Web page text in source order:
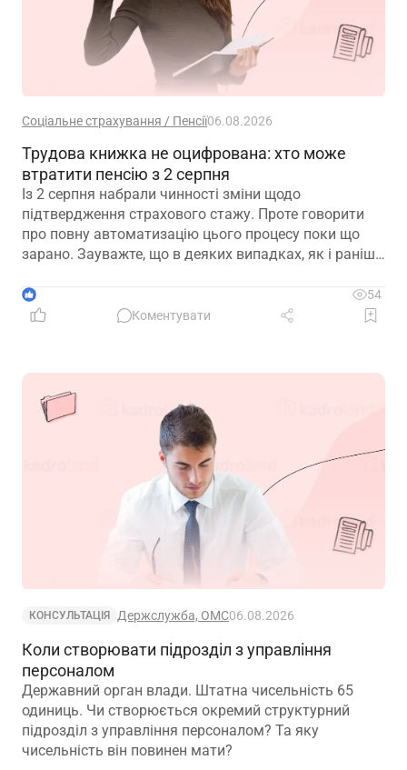
Соціальне страхування / Пенсії06.08.2026
Трудова книжка не оцифрована: хто може
втратити пенсію з 2 серпня
Із 2 серпня набрали чинності зміни щодо
підтвердження страхового стажу. Проте говорити
про повну автоматизацію цього процесу поки що
зарано. Зауважте, що в деяких випадках, як і раніше,
підтвердження стажу і призначення пенсії
1
54
Коментувати
КОНСУЛЬТАЦІЯ Держслужба, ОМС06.08.2026
Коли створювати підрозділ з управління
персоналом
Державний орган влади. Штатна чисельність 65
одиниць. Чи створюється окремий структурний
підрозділ з управління персоналом? Та яку
чисельність він повинен мати?